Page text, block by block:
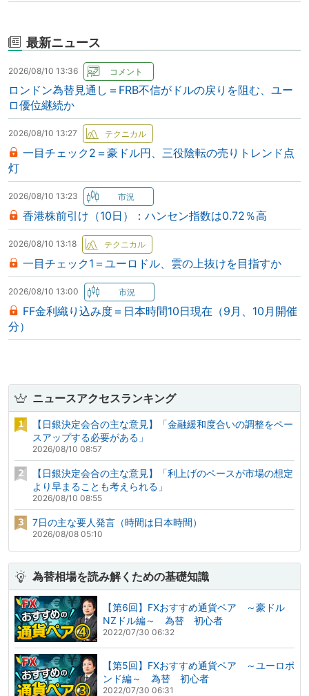
最新ニュース
2026/08/10 13:36
ロンドン為替見通し＝FRB不信がドルの戻りを阻む、ユー
ロ優位継続か
2026/08/10 13:27
一目チェック2＝豪ドル円、三役陰転の売りトレンド点
灯
2026/08/10 13:23
香港株前引け（10日）：ハンセン指数は0.72％高
2026/08/10 13:18
一目チェック1＝ユーロドル、雲の上抜けを目指すか
2026/08/10 13:00
FF金利織り込み度＝日本時間10日現在（9月、10月開催
分）
ニュースアクセスランキング
【日銀決定会合の主な意見】「金融緩和度合いの調整をペー
スアップする必要がある」
2026/08/10 08:57
【日銀決定会合の主な意見】「利上げのペースが市場の想定
より早まることも考えられる」
2026/08/10 08:55
7日の主な要人発言（時間は日本時間）
2026/08/08 05:10
為替相場を読み解くための基礎知識
【第6回】FXおすすめ通貨ペア ～豪ドル
NZドル編～ 為替 初心者
2022/07/30 06:32
【第5回】FXおすすめ通貨ペア ～ユーロポ
ンド編～ 為替 初心者
2022/07/30 06:31